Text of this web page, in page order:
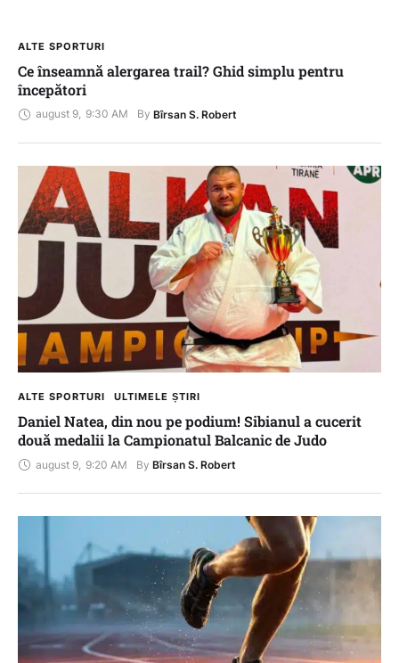
ALTE SPORTURI
Ce înseamnă alergarea trail? Ghid simplu pentru
începători
august 9, 9:30 AM By Bîrsan S. Robert
ALTE SPORTURI ULTIMELE ȘTIRI
Daniel Natea, din nou pe podium! Sibianul a cucerit
două medalii la Campionatul Balcanic de Judo
august 9 9:20 AM By Bîrsan S. Robert